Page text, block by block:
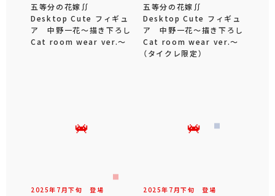
五等分の花嫁∬
Desktop Cute フィギュ
ア 中野一花～描き下ろし
Cat room wear ver.～
五等分の花嫁∬
Desktop Cute フィギュ
ア 中野一花～描き下ろし
Cat room wear ver.～
（タイクレ限定）
2025年 7 月下旬 登場 2025年 7 月下旬 登場